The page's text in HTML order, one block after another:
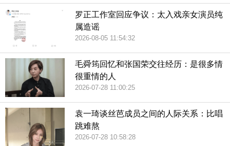
罗正工作室回应争议：太入戏亲女演员纯
属造谣
2026-08-05 11:54:32
毛舜筠回忆和张国荣交往经历：是很多情
很重情的人
2026-07-28 11:00:25
袁一琦谈丝芭成员之间的人际关系：比唱
跳难熬
2026-07-28 10:58:28